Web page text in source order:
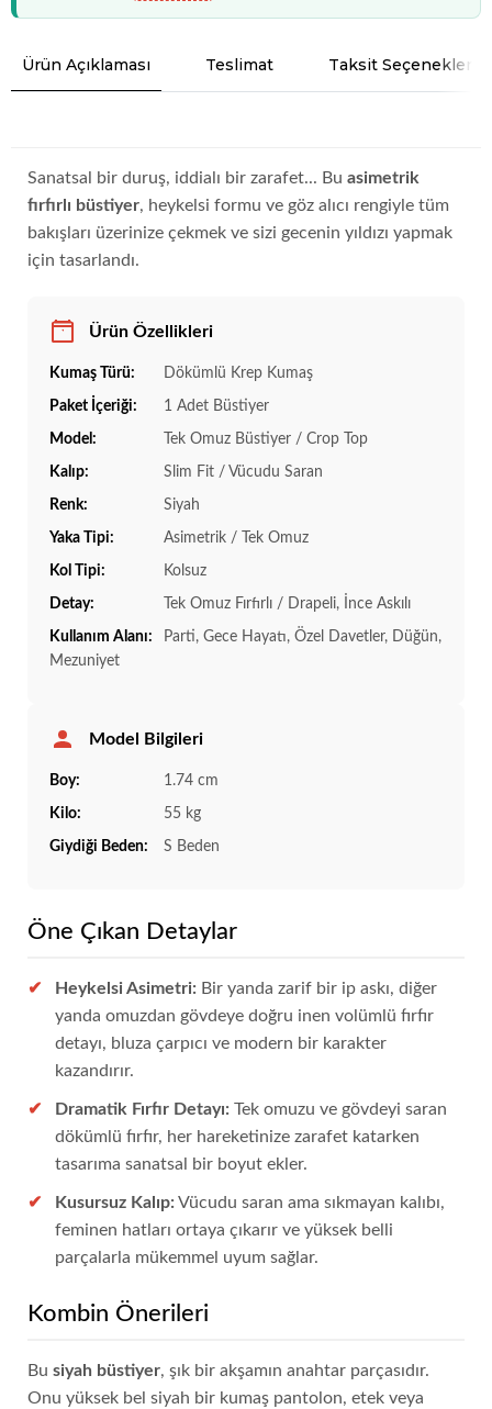
Ürün Açıklaması Teslimat Taksit Seçenekleri
Sanatsal bir duruş, iddialı bir zarafet... Bu asimetrik
fırfırlı büstiyer, heykelsi formu ve göz alıcı rengiyle tüm
bakışları üzerinize çekmek ve sizi gecenin yıldızı yapmak
için tasarlandı.
Ürün Özellikleri
Kumaş Türü: Dökümlü Krep Kumaş
Paket İçeriği: 1 Adet Büstiyer
Model: Tek Omuz Büstiyer / Crop Top
Kalıp: Slim Fit / Vücudu Saran
Renk: Siyah
Yaka Tipi: Asimetrik / Tek Omuz
Kol Tipi: Kolsuz
Detay: Tek Omuz Fırfırlı / Drapeli, İnce Askılı
Kullanım Alanı:
Parti, Gece Hayatı, Özel Davetler, Düğün,
Mezuniyet
Model Bilgileri
Boy: 1.74 cm
Kilo: 55 kg
Giydiği Beden: S Beden
Öne Çıkan Detaylar
Heykelsi Asimetri: Bir yanda zarif bir ip askı, diğer
yanda omuzdan gövdeye doğru inen volümlü fırfır
detayı, bluza çarpıcı ve modern bir karakter
kazandırır.
Dramatik Fırfır Detayı: Tek omuzu ve gövdeyi saran
dökümlü fırfır, her hareketinize zarafet katarken
tasarıma sanatsal bir boyut ekler.
Kusursuz Kalıp: Vücudu saran ama sıkmayan kalıbı,
feminen hatları ortaya çıkarır ve yüksek belli
parçalarla mükemmel uyum sağlar.
Kombin Önerileri
Bu siyah büstiyer, şık bir akşamın anahtar parçasıdır.
Onu yüksek bel siyah bir kumaş pantolon, etek veya